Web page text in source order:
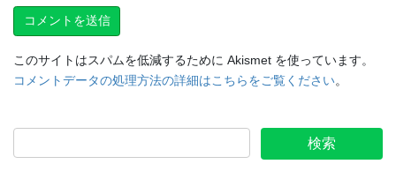
このサイトはスパムを低減するために Akismet を使っています。
コメントデータの処理方法の詳細はこちらをご覧ください。